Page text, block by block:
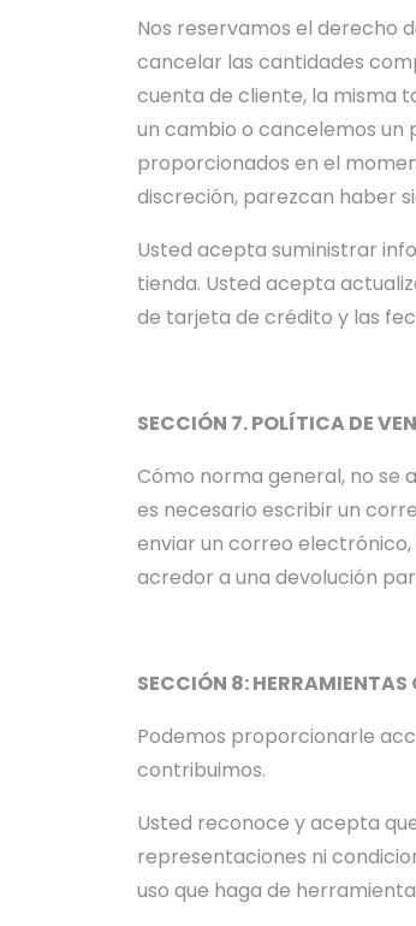
Nos reservamos el derecho
cancelar las cantidades
cuenta de cliente, la misma
un cambio o cancelemos
proporcionados en el
discreción, parezcan haber
Usted acepta suministrar
tienda. Usted acepta
de tarjeta de crédito y las
SECCIÓN 7. POLÍTICA DE
Cómo norma general, no se
es necesario escribir un
enviar un correo
acredor a una devolución
SECCIÓN 8: HERRAMIENTAS
Podemos proporcionarle
contribuimos.
Usted reconoce y acepta
representaciones ni
uso que haga de